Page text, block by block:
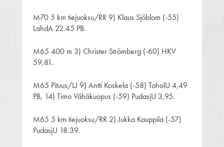
M70 5 km tiejuoksu/RR 9) Klaus Sjöblom (-55)
LahdA 22.45 PB.
M65 400 m 3) Christer Strömberg (-60) HKV
59,81.
M65 Pituus/LJ 9) Antti Koskela (-58) ToholU 4,49
PB, 14) Timo Vähäkuopus (-59) PudasjU 3,95.
M65 5 km tiejuoksu/RR 2) Jukka Kauppila (-57)
PudasjU 18.39.